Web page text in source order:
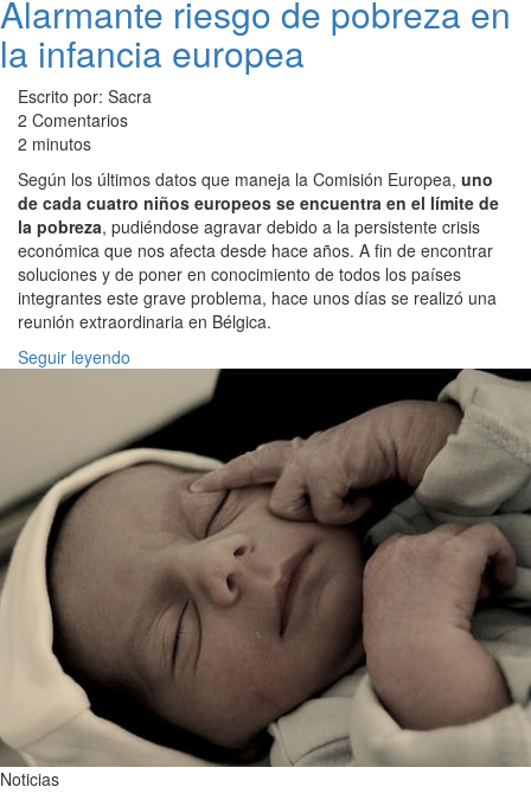
Alarmante riesgo de pobreza en
la infancia europea
Escrito por: Sacra
2 Comentarios
2 minutos
Según los últimos datos que maneja la Comisión Europea, uno
de cada cuatro niños europeos se encuentra en el límite de
la pobreza, pudiéndose agravar debido a la persistente crisis
económica que nos afecta desde hace años. A fin de encontrar
soluciones y de poner en conocimiento de todos los países
integrantes este grave problema, hace unos días se realizó una
reunión extraordinaria en Bélgica.
Seguir leyendo
Noticias